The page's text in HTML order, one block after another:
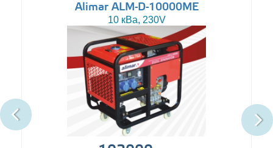
Alimar ALM-D-10000ME
10 кВа, 230V